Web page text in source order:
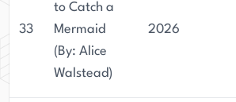
33
to Catch a
Mermaid
(By: Alice
Walstead)
2026